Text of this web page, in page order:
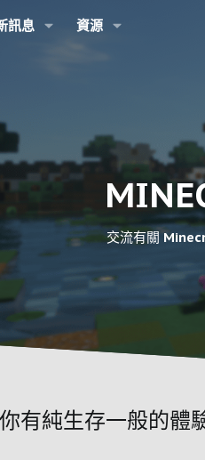
訊息 資源
交流有關
有純生存一般的體